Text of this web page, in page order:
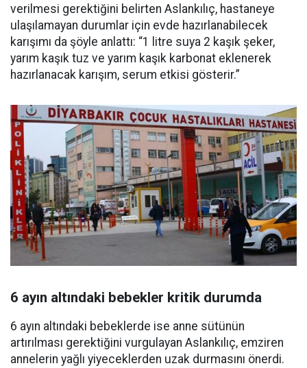
verilmesi gerektiğini belirten Aslankılıç, hastaneye
ulaşılamayan durumlar için evde hazırlanabilecek
karışımı da şöyle anlattı: “1 litre suya 2 kaşık şeker,
yarım kaşık tuz ve yarım kaşık karbonat eklenerek
hazırlanacak karışım, serum etkisi gösterir.”
6 ayın altındaki bebekler kritik durumda
6 ayın altındaki bebeklerde ise anne sütünün
artırılması gerektiğini vurgulayan Aslankılıç, emziren
annelerin yağlı yiyeceklerden uzak durmasını önerdi.